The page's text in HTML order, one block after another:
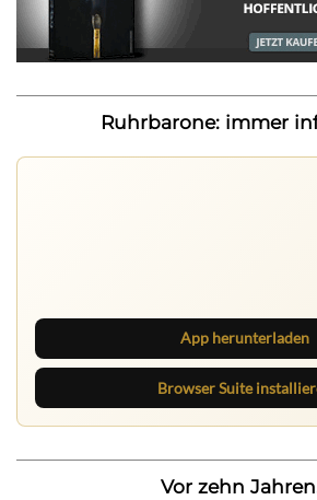
Ruhrbarone: immer
App herunterladen
Browser Suite
Vor zehn